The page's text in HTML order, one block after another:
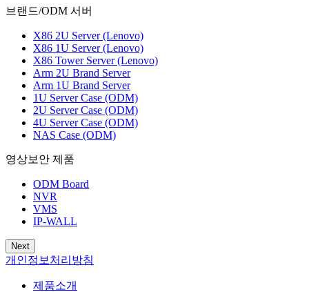
브랜드/ODM 서버
X86 2U Server (Lenovo)
X86 1U Server (Lenovo)
X86 Tower Server (Lenovo)
Arm 2U Brand Server
Arm 1U Brand Server
1U Server Case (ODM)
2U Server Case (ODM)
4U Server Case (ODM)
NAS Case (ODM)
영상보안 제품
ODM Board
NVR
VMS
IP-WALL
Next
개인정보처리방침
제품소개